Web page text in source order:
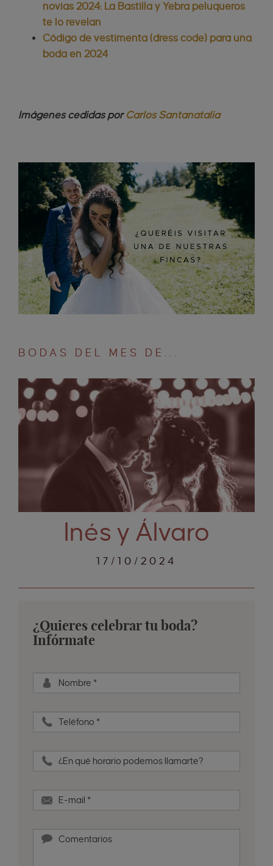
novias 2024: La Bastilla y Yebra peluqueros
te lo revelan
Código de vestimenta (dress code) para una
boda en 2024
​Imágenes cedidas por Carlos Santanatalia
BODAS DEL MES DE...
Inés y Álvaro
17/10/2024
¿Quieres celebrar tu boda?
Infórmate
Nombre *
Teléfono *
¿En qué horario podemos llamarte?
E-mail *
Comentarios